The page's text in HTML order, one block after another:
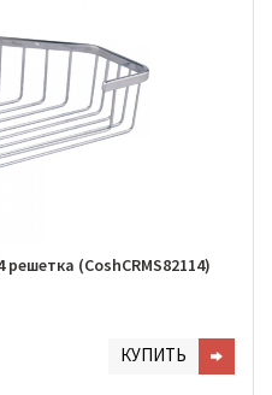
Полка для душа Cosh S-82-114 решетка (CoshCRMS82114)
КУПИТЬ